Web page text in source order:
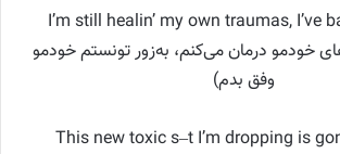
I’m still healin’ my own traumas, I’ve
خودمو درمان می‌کنم، به‌زور تونستم خودمو
وفق بدم)
This new toxic s–t I’m dropping is